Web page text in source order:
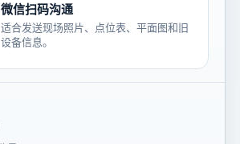
微信扫码沟通
适合发送现场照片、点位表、平面图和旧
设备信息。